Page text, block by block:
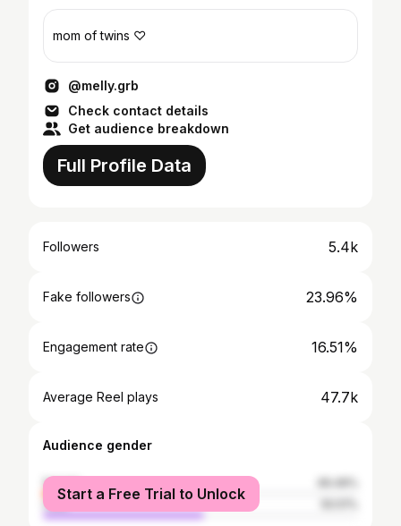
mom of twins ♡
@melly.grb
Check contact details
Get audience breakdown
Full Profile Data
Followers 5.4k
Fake followers 23.96%
Engagement rate 16.51%
Average Reel plays 47.7k
Audience gender
female
male
Start a Free Trial to Unlock